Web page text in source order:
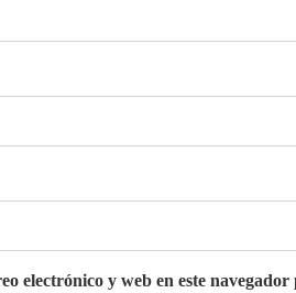
electrónico y web en este